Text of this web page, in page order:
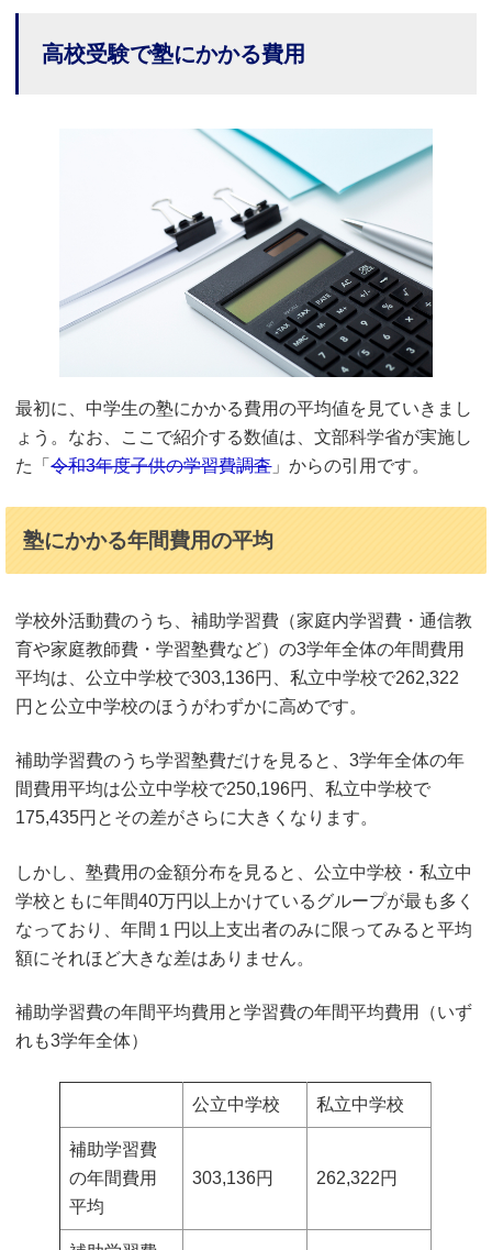
高校受験で塾にかかる費用
最初に、中学生の塾にかかる費用の平均値を見ていきまし
ょう。なお、ここで紹介する数値は、文部科学省が実施し
た「令和3年度子供の学習費調査」からの引用です。
塾にかかる年間費用の平均
学校外活動費のうち、補助学習費（家庭内学習費・通信教
育や家庭教師費・学習塾費など）の3学年全体の年間費用
平均は、公立中学校で303,136円、私立中学校で262,322
円と公立中学校のほうがわずかに高めです。
補助学習費のうち学習塾費だけを見ると、3学年全体の年
間費用平均は公立中学校で250,196円、私立中学校で
175,435円とその差がさらに大きくなります。
しかし、塾費用の金額分布を見ると、公立中学校・私立中
学校ともに年間40万円以上かけているグループが最も多く
なっており、年間１円以上支出者のみに限ってみると平均
額にそれほど大きな差はありません。
補助学習費の年間平均費用と学習費の年間平均費用（いず
れも3学年全体）
公立中学校 私立中学校
補助学習費
の年間費用
平均
303,136円 262,322円